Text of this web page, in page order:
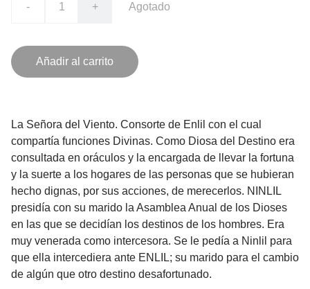
- + Agotado
Añadir al carrito
La Señora del Viento. Consorte de Enlil con el cual
compartía funciones Divinas. Como Diosa del Destino era
consultada en oráculos y la encargada de llevar la fortuna
y la suerte a los hogares de las personas que se hubieran
hecho dignas, por sus acciones, de merecerlos. NINLIL
presidía con su marido la Asamblea Anual de los Dioses
en las que se decidían los destinos de los hombres. Era
muy venerada como intercesora. Se le pedía a Ninlil para
que ella intercediera ante ENLIL; su marido para el cambio
de algún que otro destino desafortunado.